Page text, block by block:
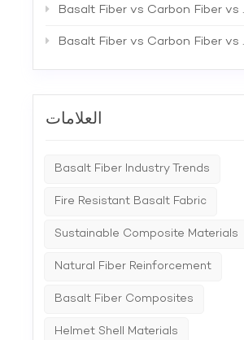
Basalt Fiber vs Carbon Fiber vs Fiberglass: The Best Material for Bicycle Helmets
Basalt Fiber vs Carbon Fiber vs Fiberglass: A Comprehensive Technical Comparison for Industrial Applications
العلامات
Basalt Fiber Industry Trends
Fire Resistant Basalt Fabric
Sustainable Composite Materials
Natural Fiber Reinforcement
Basalt Fiber Composites
Helmet Shell Materials